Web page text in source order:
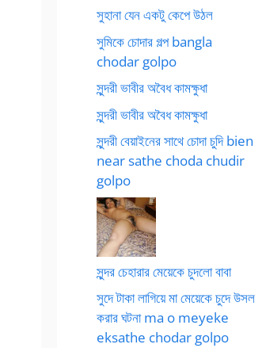
সুহানা যেন একটু কেপে উঠল
সুমিকে চোদার গল্প bangla
chodar golpo
সুন্দরী ভাবীর অবৈধ কামক্ষুধা
সুন্দরী ভাবীর অবৈধ কামক্ষুধা
সুন্দরী বেয়াইনের সাথে চোদা চুদি bien
near sathe choda chudir
golpo
সুন্দর চেহারার মেয়েকে চুদলো বাবা
সুদে টাকা লাগিয়ে মা মেয়েকে চুদে উসল
করার ঘটনা ma o meyeke
eksathe chodar golpo